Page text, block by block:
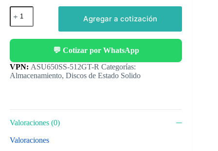
Agregar a cotización
💬 Cotizar por WhatsApp
Categorías:
Almacenamiento, Discos de Estado Solido
Valoraciones (0)
Valoraciones